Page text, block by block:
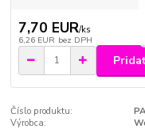
7,70 EUR/ks
6,26 EUR bez DPH
Číslo produktu:
Výrobca: